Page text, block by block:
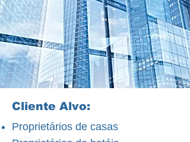
Cliente Alvo:
Proprietários de casas